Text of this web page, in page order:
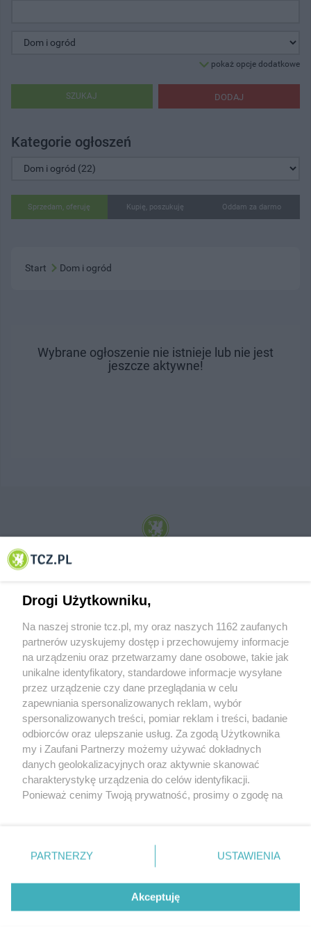
pokaż opcje dodatkowe
DODAJ
SZUKAJ
Kategorie ogłoszeń
Sprzedam, oferuję Kupię, poszukuję Oddam za darmo
Start Dom i ogród
Wybrane ogłoszenie nie istnieje lub nie jest
jeszcze aktywne!
© 2001-2026 Tczew - TCZ.PL Sp. z o.o. Internetowy Serwis Informacyjny Miasta
O FIRMIE POLITYKA PRYWATNOŚCI HOSTING
REKLAMA WSPÓŁPRACA RSS FACEBOOK KONTAKT
Nasze serwisy
Aktualności
Tcz24
Historia miasta
Muzyka i kultura
Archiwum wydarzeń
Zdjęcia miasta
Drogi Użytkowniku,
Na naszej stronie tcz.pl, my oraz naszych 1162 zaufanych
partnerów uzyskujemy dostęp i przechowujemy informacje
na urządzeniu oraz przetwarzamy dane osobowe, takie jak
unikalne identyfikatory, standardowe informacje wysyłane
przez urządzenie czy dane przeglądania w celu
zapewniania spersonalizowanych reklam, wybór
spersonalizowanych treści, pomiar reklam i treści, badanie
odbiorców oraz ulepszanie usług. Za zgodą Użytkownika
my i Zaufani Partnerzy możemy używać dokładnych
danych geolokalizacyjnych oraz aktywnie skanować
charakterystykę urządzenia do celów identyfikacji.
Ponieważ cenimy Twoją prywatność, prosimy o zgodę na
znajdujący się w lewym dolnym rogu strony
. Niektóre
przetwarzaniu. Preferencje będą miały zastosowania tylko
PARTNERZY USTAWIENIA
Akceptuję